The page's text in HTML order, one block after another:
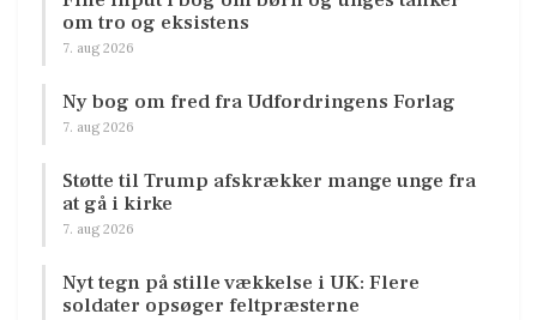
om tro og eksistens
7. aug 2026
Ny bog om fred fra Udfordringens Forlag
7. aug 2026
Støtte til Trump afskrækker mange unge fra
at gå i kirke
7. aug 2026
Nyt tegn på stille vækkelse i UK: Flere
soldater opsøger feltpræsterne